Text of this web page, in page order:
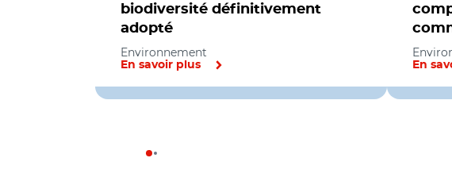
biodiversité définitivement
adopté
Environnement
En savoir plus En